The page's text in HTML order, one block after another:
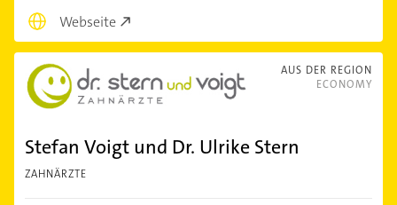
Webseite
AUS DER REGION
ECONOMY
Stefan Voigt und Dr. Ulrike Stern
ZAHNÄRZTE